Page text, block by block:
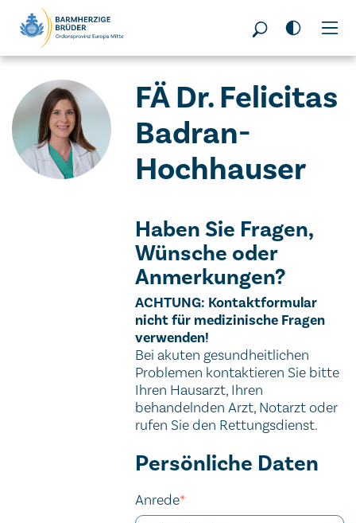
Seitenbereiche:
FÄ Dr. Felicitas
Badran-
Hochhauser
Haben Sie Fragen,
Wünsche oder
Anmerkungen?
Wichtiger Hinweis
ACHTUNG: Kontaktformular
nicht für medizinische Fragen
verwenden!
Bei akuten gesundheitlichen
Problemen kontaktieren Sie bitte
Ihren Hausarzt, Ihren
behandelnden Arzt, Notarzt oder
rufen Sie den Rettungsdienst.
Kontaktformular
Persönliche Daten
Anrede*